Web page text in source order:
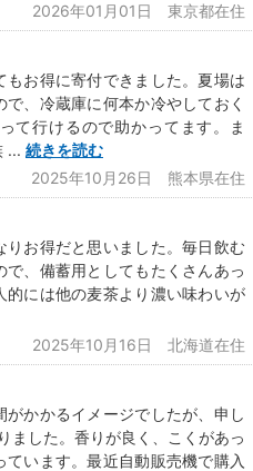
2026年01月01日 東京都在住
お得に寄付できました。夏場は
、冷蔵庫に何本か冷やしておく
て行けるので助かってます。ま
... 続きを読む
2025年10月26日 熊本県在住
お得だと思いました。毎日飲む
、備蓄用としてもたくさんあっ
には他の麦茶より濃い味わいが
2025年10月16日 北海道在住
かかるイメージでしたが、申し
ました。香りが良く、こくがあっ
います。最近自動販売機で購入